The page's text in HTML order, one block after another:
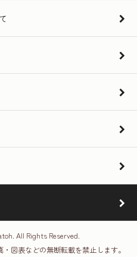
All Rights Reserved.
図表などの無断転載を禁止します。